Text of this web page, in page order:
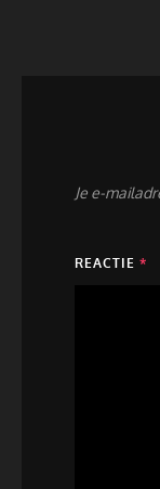
Je e-
REACTIE *